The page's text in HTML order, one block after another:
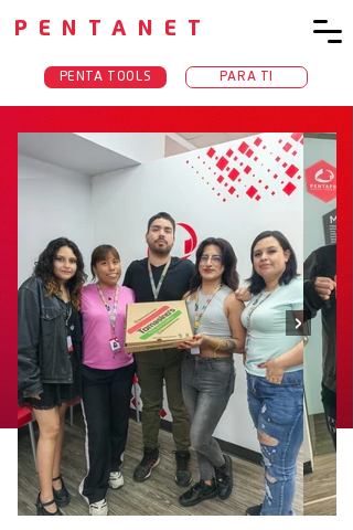
PENTANET
PARA TI
PENTA TOOLS